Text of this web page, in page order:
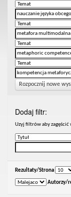
Rozpocznij nowe
Dodaj filtr:
Uzyj filtrów aby zagęścić
Rezultaty/Strona
Autorzy/